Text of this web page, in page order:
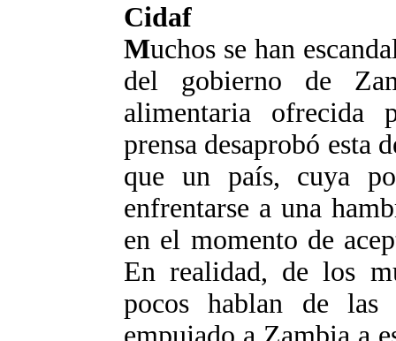
Cidaf
Muchos se han
del gobierno de
alimentaria ofrecida
prensa desaprobó esta
que un país, cuya
enfrentarse a una
en el momento de
En realidad, de los
pocos hablan de las